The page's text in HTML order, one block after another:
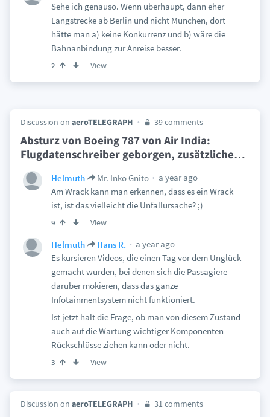
Sehe ich genauso. Wenn überhaupt, dann eher
Langstrecke ab Berlin und nicht München, dort
hätte man a) keine Konkurrenz und b) wäre die
Bahnanbindung zur Anreise besser.
2 View
Discussion on aeroTELEGRAPH 39 comments
Absturz von Boeing 787 von Air India:
Flugdatenschreiber geborgen, zusätzliche…
Helmuth Mr. Inko Gnito
a year ago
Am Wrack kann man erkennen, dass es ein Wrack
ist, ist das vielleicht die Unfallursache? ;)
9 View
Helmuth Hans R.
a year ago
Es kursieren Videos, die einen Tag vor dem Unglück
gemacht wurden, bei denen sich die Passagiere
darüber mokieren, dass das ganze
Infotainmentsystem nicht funktioniert.
Ist jetzt halt die Frage, ob man von diesem Zustand
auch auf die Wartung wichtiger Komponenten
Rückschlüsse ziehen kann oder nicht.
3 View
Discussion on aeroTELEGRAPH 31 comments